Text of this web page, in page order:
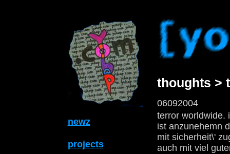
newz
projects
thoughts >
06092004
terror
ist anzunehemn
mit sicherheit\'
auch mit viel